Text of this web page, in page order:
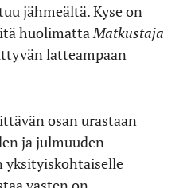
jähmeältä. Kyse on
huolimattaMatkustaja
latteampaan
osan urastaan
ja julmuuden
yksityiskohtaiselle